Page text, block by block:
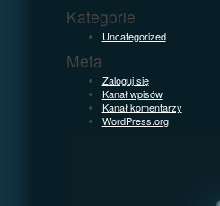
Kategorie
Uncategorized
Meta
Zaloguj się
Kanał wpisów
Kanał komentarzy
WordPress.org